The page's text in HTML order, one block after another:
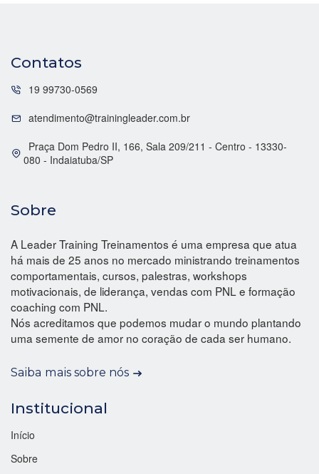
Contatos
19 99730-0569
atendimento@trainingleader.com.br
Praça Dom Pedro II, 166, Sala 209/211 - Centro - 13330-
080 - Indaiatuba/SP
Sobre
A Leader Training Treinamentos é uma empresa que atua
há mais de 25 anos no mercado ministrando treinamentos
comportamentais, cursos, palestras, workshops
motivacionais, de liderança, vendas com PNL e formação
coaching com PNL.
Nós acreditamos que podemos mudar o mundo plantando
uma semente de amor no coração de cada ser humano.
Saiba mais sobre nós
Institucional
Início
Sobre